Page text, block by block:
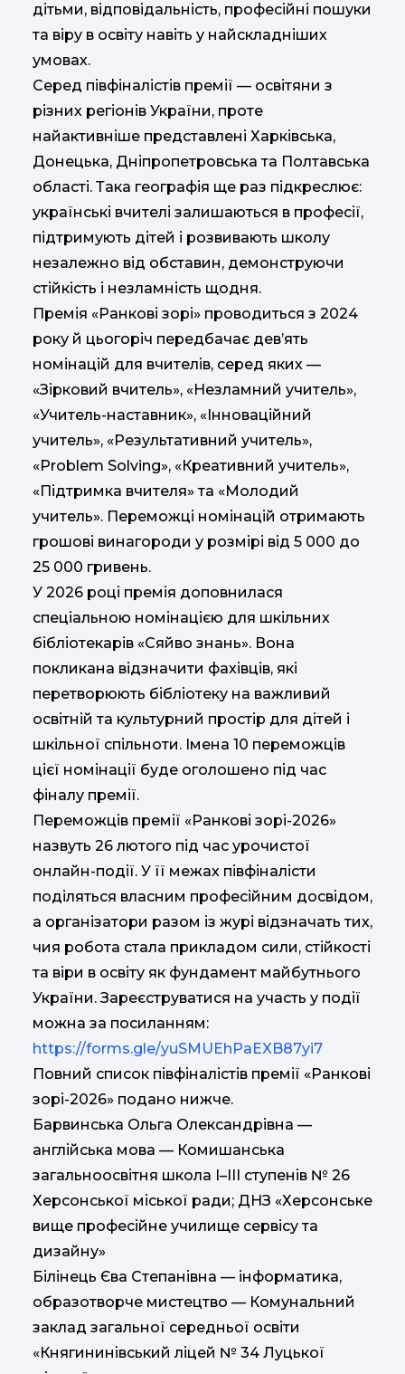
дітьми, відповідальність, професійні пошуки
та віру в освіту навіть у найскладніших
умовах.
Серед півфіналістів премії — освітяни з
різних регіонів України, проте
найактивніше представлені Харківська,
Донецька, Дніпропетровська та Полтавська
області. Така географія ще раз підкреслює:
українські вчителі залишаються в професії,
підтримують дітей і розвивають школу
незалежно від обставин, демонструючи
стійкість і незламність щодня.
Премія «Ранкові зорі» проводиться з 2024
року й цьогоріч передбачає дев’ять
номінацій для вчителів, серед яких —
«Зірковий вчитель», «Незламний учитель»,
«Учитель-наставник», «Інноваційний
учитель», «Результативний учитель»,
«Problem Solving», «Креативний учитель»,
«Підтримка вчителя» та «Молодий
учитель». Переможці номінацій отримають
грошові винагороди у розмірі від 5 000 до
25 000 гривень.
У 2026 році премія доповнилася
спеціальною номінацією для шкільних
бібліотекарів «Сяйво знань». Вона
покликана відзначити фахівців, які
перетворюють бібліотеку на важливий
освітній та культурний простір для дітей і
шкільної спільноти. Імена 10 переможців
цієї номінації буде оголошено під час
фіналу премії.
Переможців премії «Ранкові зорі-2026»
назвуть 26 лютого під час урочистої
онлайн-події. У її межах півфіналісти
поділяться власним професійним досвідом,
а організатори разом із журі відзначать тих,
чия робота стала прикладом сили, стійкості
та віри в освіту як фундамент майбутнього
України. Зареєструватися на участь у події
можна за посиланням:
https://forms.gle/yuSMUEhPaEXB87yi7
Повний список півфіналістів премії «Ранкові
зорі-2026» подано нижче.
Барвинська Ольга Олександрівна —
англійська мова — Комишанська
загальноосвітня школа І–ІІІ ступенів № 26
Херсонської міської ради; ДНЗ «Херсонське
вище професійне училище сервісу та
дизайну»
Білінець Єва Степанівна — інформатика,
образотворче мистецтво — Комунальний
заклад загальної середньої освіти
«Княгининівський ліцей № 34 Луцької